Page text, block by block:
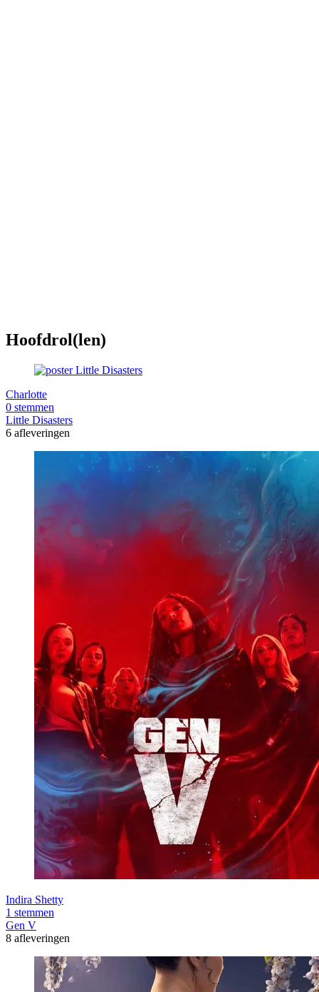
Hoofdrol(len)
Charlotte
0 stemmen
Little Disasters
6 afleveringen
Indira Shetty
1 stemmen
Gen V
8 afleveringen